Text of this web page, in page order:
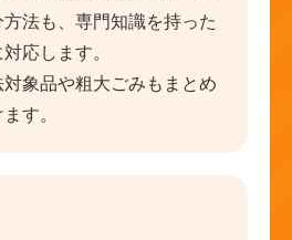
法も、専門知識を持った
応します。
象品や粗大ごみもまとめ
す。